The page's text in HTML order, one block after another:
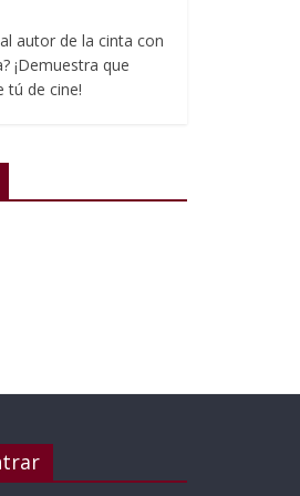
autor de la cinta con
¡Demuestra que
tú de cine!